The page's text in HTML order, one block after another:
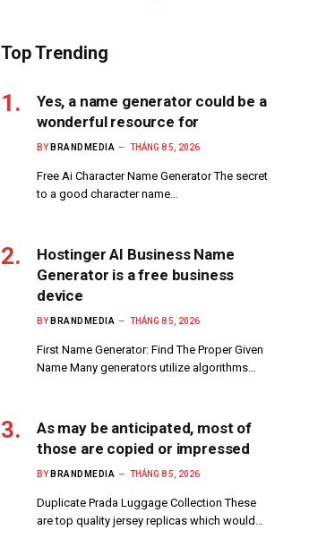
Top Trending
Yes, a name generator could be a
wonderful resource for
BY BRANDMEDIA THÁNG 8 5, 2026
Free Ai Character Name Generator The secret
to a good character name…
Hostinger AI Business Name
Generator is a free business
device
BY BRANDMEDIA THÁNG 8 5, 2026
First Name Generator: Find The Proper Given
Name Many generators utilize algorithms…
As may be anticipated, most of
those are copied or impressed
BY BRANDMEDIA THÁNG 8 5, 2026
Duplicate Prada Luggage Collection These
are top quality jersey replicas which would…